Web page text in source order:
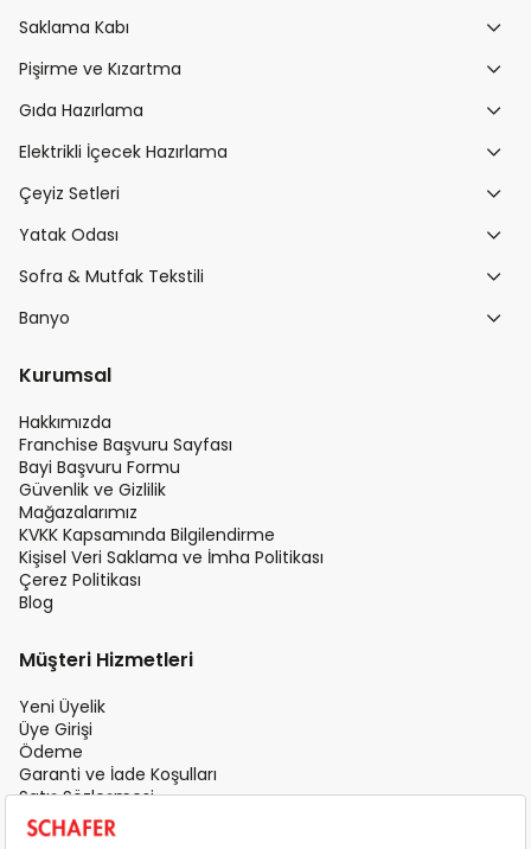
Saklama Kabı
Pişirme ve Kızartma
Gıda Hazırlama
Elektrikli İçecek Hazırlama
Çeyiz Setleri
Yatak Odası
Sofra & Mutfak Tekstili
Banyo
Kurumsal
Hakkımızda
Franchise Başvuru Sayfası
Bayi Başvuru Formu
Güvenlik ve Gizlilik
Mağazalarımız
KVKK Kapsamında Bilgilendirme
Kişisel Veri Saklama ve İmha Politikası
Çerez Politikası
Blog
Müşteri Hizmetleri
Yeni Üyelik
Üye Girişi
Ödeme
Garanti ve İade Koşulları
Satış Sözleşmesi
Üyelik Sözleşmesi
İletişim